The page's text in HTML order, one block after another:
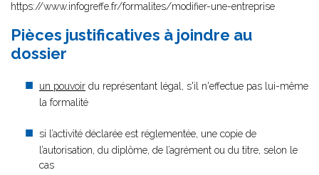
https://www.infogreffe.fr/formalites/modifier-une-entreprise
Pièces justificatives à joindre au
dossier
un pouvoir du représentant légal, s'il n'effectue pas lui-même
la formalité
si l’activité déclarée est réglementée, une copie de
l’autorisation, du diplôme, de l’agrément ou du titre, selon le
cas